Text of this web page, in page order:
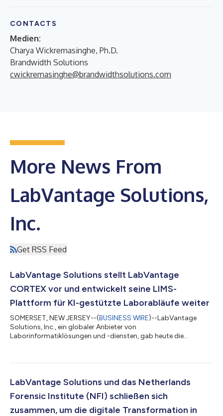
CONTACTS
Medien:
Charya Wickremasinghe, Ph.D.
Brandwidth Solutions
cwickremasinghe@brandwidthsolutions.com
More News From
LabVantage Solutions,
Inc.
Get RSS Feed
LabVantage Solutions stellt LabVantage
CORTEX vor und entwickelt seine LIMS-
Plattform für KI-gestützte Laborabläufe weiter
SOMERSET, NEW JERSEY--(BUSINESS WIRE)--LabVantage
Solutions, Inc., ein globaler Anbieter von
Laborinformatiklösungen und -diensten, gab heute die
sowie Automatisierung. Die Einführung markiert eine
des Unternehmens und integriert fortgeschrittene KI sowie
intelligentere Automatisierung direkt in den Kern von Lab...
LabVantage Solutions und das Netherlands
Forensic Institute (NFI) schließen sich
zusammen, um die digitale Transformation in